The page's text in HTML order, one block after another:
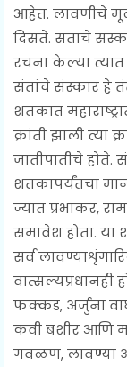
आहेत. लावणीचे
दिसते. संतांचे
रचना केल्या त्यात
संतांचे संस्कार हे
शतकात
क्रांती झाली त्या
जातीपातीचे होते.
शतकापर्यंतचा
ज्यात प्रभाकर,
समावेश होता. या
सर्व
वात्सल्यप्रधानही
फक्कड, अर्जुना
कवी बशीर आणि
गवळण, लावण्या